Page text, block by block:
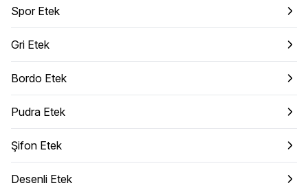
Spor Etek
Gri Etek
Bordo Etek
Pudra Etek
Şifon Etek
Desenli Etek